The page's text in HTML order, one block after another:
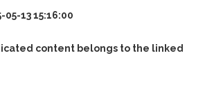
13 15:16:00
content belongs to the linked